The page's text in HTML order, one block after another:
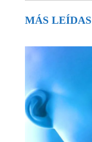
MÁS LEÍDAS